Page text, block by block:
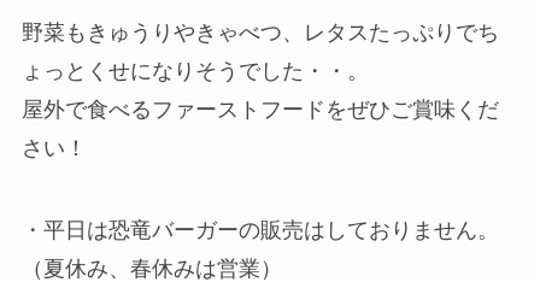
野菜もきゅうりやきゃべつ、レタスたっぷりでち
ょっとくせになりそうでした・・。
屋外で食べるファーストフードをぜひご賞味くだ
さい！
・平日は恐竜バーガーの販売はしておりません。
（夏休み、春休みは営業）